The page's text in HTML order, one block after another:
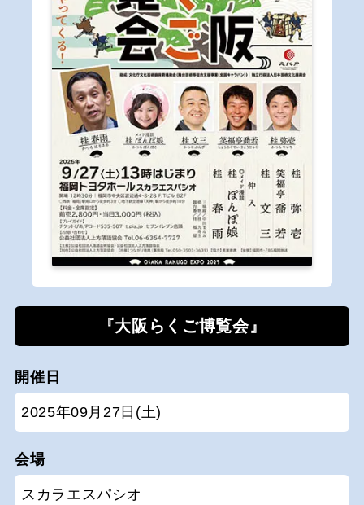
『大阪らくご博覧会』
開催日
2025年09月27日(土)
会場
スカラエスパシオ